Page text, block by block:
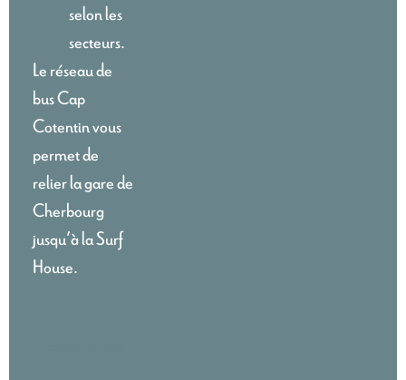
selon les
secteurs.
Le réseau de
bus Cap
Cotentin vous
permet de
relier la gare de
Cherbourg
jusqu’à la Surf
House.